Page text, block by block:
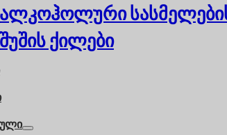
ალკოჰოლური
შუშის ქილები